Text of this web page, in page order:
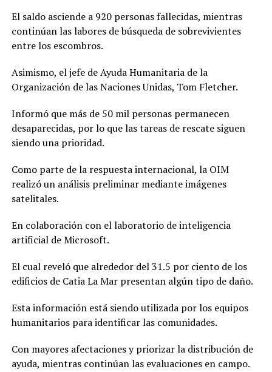
El saldo asciende a 920 personas fallecidas, mientras
continúan las labores de búsqueda de sobrevivientes
entre los escombros.
Asimismo, el jefe de Ayuda Humanitaria de la
Organización de las Naciones Unidas, Tom Fletcher.
Informó que más de 50 mil personas permanecen
desaparecidas, por lo que las tareas de rescate siguen
siendo una prioridad.
Como parte de la respuesta internacional, la OIM
realizó un análisis preliminar mediante imágenes
satelitales.
En colaboración con el laboratorio de inteligencia
artificial de Microsoft.
El cual reveló que alrededor del 31.5 por ciento de los
edificios de Catia La Mar presentan algún tipo de daño.
Esta información está siendo utilizada por los equipos
humanitarios para identificar las comunidades.
Con mayores afectaciones y priorizar la distribución de
ayuda, mientras continúan las evaluaciones en campo.